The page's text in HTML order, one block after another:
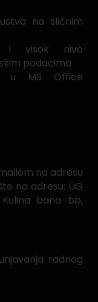
na sličnim
i visok nivo
podacima
u MS Office
na adresu
na adresu: UG
bana bb,
radnog